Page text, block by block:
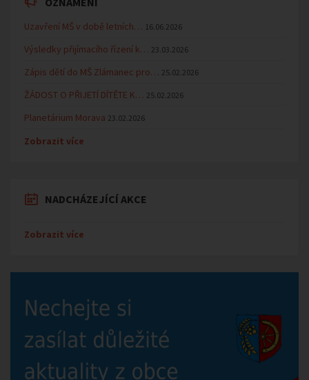
Uzavření MŠ v době letních… 16.06.2026
Výsledky přijímacího řízení k… 23.03.2026
Zápis dětí do MŠ Zlámanec pro… 25.02.2026
ŽÁDOST O PŘIJETÍ DÍTĚTE K… 25.02.2026
Planetárium Morava 23.02.2026
Zobrazit více
NADCHÁZEJÍCÍ AKCE
Zobrazit více